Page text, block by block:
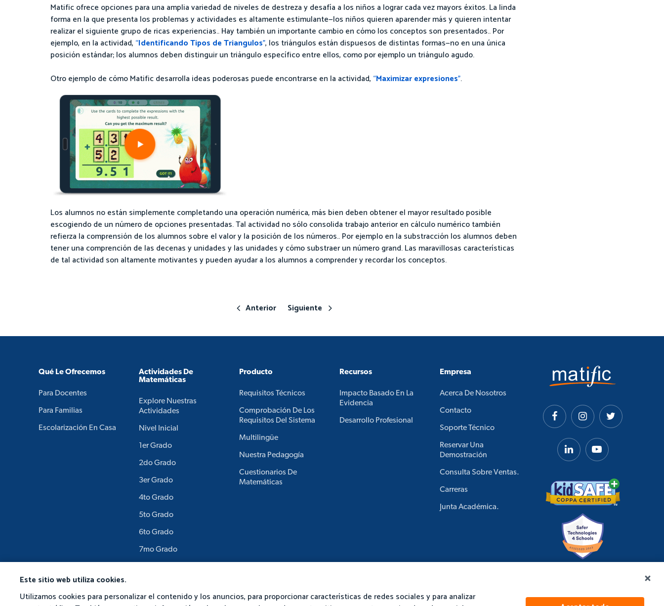
Este sitio web utiliza cookies.
Utilizamos cookies para personalizar el contenido y los anuncios, para proporcionar características de redes sociales y para analizar
Matific ofrece opciones para una amplia variedad de niveles de destreza y desafía a los niños a lograr cada vez mayors éxitos. La linda
forma en la que presenta los problemas y actividades es altamente estimulante—los niños quieren aparender más y quieren intentar
realizar el siguiente grupo de ricas experiencias.. Hay también un importante cambio en cómo los conceptos son presentados.. Por
ejemplo, en la actividad, “Identificando Tipos de Triangulos”, los triángulos están dispuesos de distintas formas—no en una única
posición estándar; los alumnos deben distinguir un triángulo específico entre ellos, como por ejemplo un triángulo agudo.
Otro ejemplo de cómo Matific desarrolla ideas poderosas puede encontrarse en la actividad, “Maximizar expresiones”.
Los alumnos no están simplemente completando una operación numérica, más bien deben obtener el mayor resultado posible
escogiendo de un número de opciones presentadas. Tal actividad no sólo consolida trabajo anterior en cálculo numérico también
refierza la comprensión de los alumnos sobre el valor y la posición de los números.. Por ejemplo en la substracción los alumnos deben
tener una comprención de las decenas y unidades y las unidades y cómo substraer un número grand. Las maravillosas características
de tal actividad son altamente motivantes y pueden ayudar a los alumnos a comprender y recordar los conceptos.
Anterior Siguiente
Qué Le Ofrecemos
Para Docentes
Para Familias
Escolarización En Casa
Actividades De
Matemáticas
Explore Nuestras
Actividades
Nivel Inicial
1er Grado
2do Grado
3er Grado
4to Grado
5to Grado
6to Grado
7mo Grado
Producto
Requisitos Técnicos
Comprobación De Los
Requisitos Del Sistema
Multilingüe
Nuestra Pedagogía
Cuestionarios De
Matemáticas
Recursos
Impacto Basado En La
Evidencia
Desarrollo Profesional
Empresa
Acerca De Nosotros
Contacto
Soporte Técnico
Reservar Una
Demostración
Consulta Sobre Ventas.
Carreras
Junta Académica.